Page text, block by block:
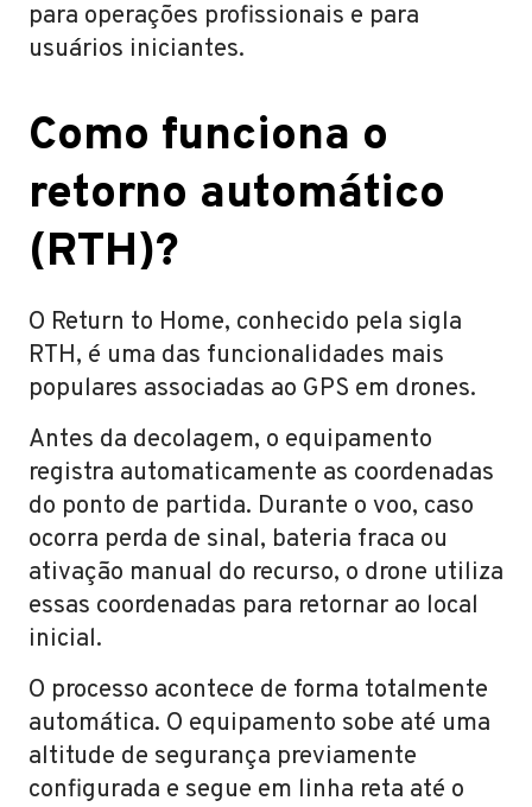
para operações profissionais e para
usuários iniciantes.
Como funciona o
retorno automático
(RTH)?
O Return to Home, conhecido pela sigla
RTH, é uma das funcionalidades mais
populares associadas ao GPS em drones.
Antes da decolagem, o equipamento
registra automaticamente as coordenadas
do ponto de partida. Durante o voo, caso
ocorra perda de sinal, bateria fraca ou
ativação manual do recurso, o drone utiliza
essas coordenadas para retornar ao local
inicial.
O processo acontece de forma totalmente
automática. O equipamento sobe até uma
altitude de segurança previamente
configurada e segue em linha reta até o